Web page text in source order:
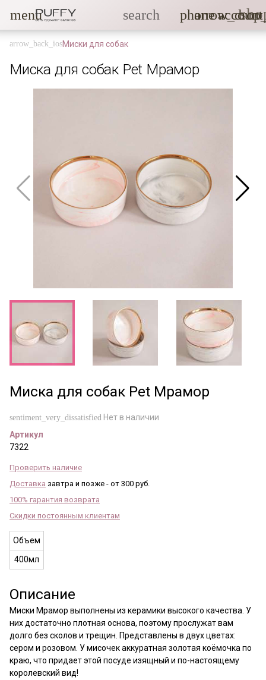
menu search phone
Миски для собак
Миска для собак Pet Мрамор
Миска для собак Pet Мрамор
sentiment_very_dissatisfied Нет в наличии
Артикул
7322
Проверить наличие
Доставка завтра и позже - от 300 руб.
100% гарантия возврата
Скидки постоянным клиентам
Объем
400мл
Описание
Миски Мрамор выполнены из керамики высокого качества. У
них достаточно плотная основа, поэтому прослужат вам
долго без сколов и трещин. Представлены в двух цветах:
сером и розовом. У мисочек аккуратная золотая коёмочка по
краю, что придает этой посуде изящный и по-настоящему
королевский вид!